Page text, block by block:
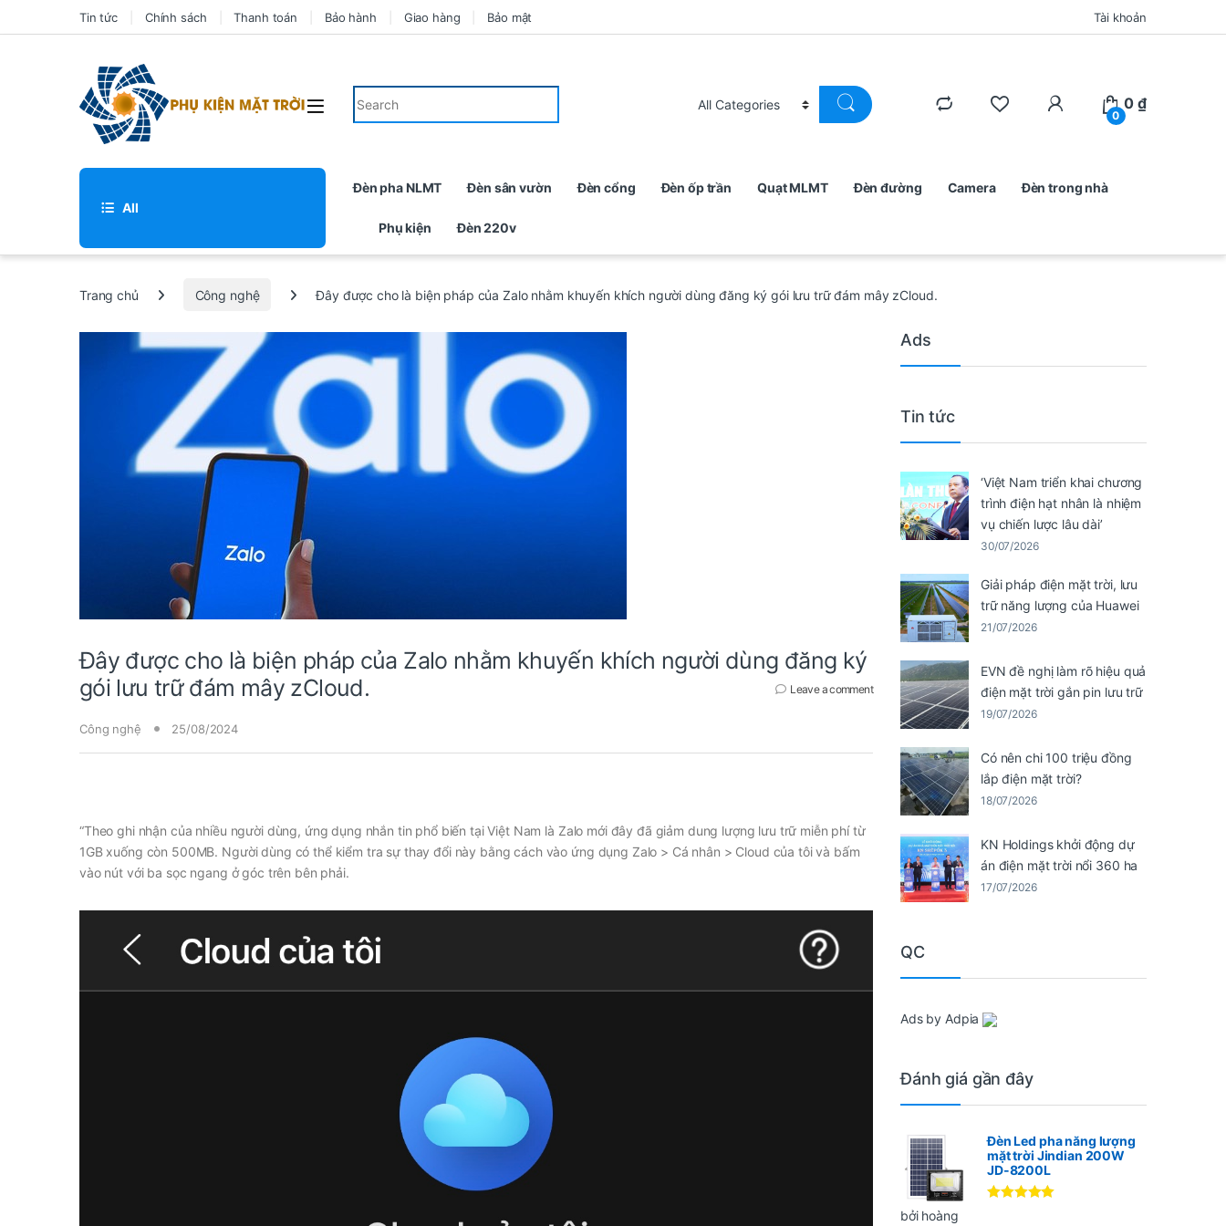
Tin tức Chính sách Thanh toán Bảo hành Giao hàng Bảo mật Tài khoản
0
0₫
All
Đèn pha NLMT Đèn sân vườn Đèn cổng Đèn ốp trần Quạt MLMT Đèn đường Camera Đèn trong nhà
Phụ kiện Đèn 220v
Trang chủ Công nghệ Đây được cho là biện pháp của Zalo nhằm khuyến khích người dùng đăng ký gói lưu trữ đám mây zCloud.
Đây được cho là biện pháp của Zalo nhằm khuyến khích người dùng đăng ký
gói lưu trữ đám mây zCloud.
Leave a comment
Công nghệ 25/08/2024
“Theo ghi nhận của nhiều người dùng, ứng dụng nhắn tin phổ biến tại Việt Nam là Zalo mới đây đã giảm dung lượng lưu trữ miễn phí từ
1GB xuống còn 500MB. Người dùng có thể kiểm tra sự thay đổi này bằng cách vào ứng dụng Zalo > Cá nhân > Cloud của tôi và bấm
vào nút với ba sọc ngang ở góc trên bên phải.
Ads
Tin tức
‘Việt Nam triển khai chương
trình điện hạt nhân là nhiệm
vụ chiến lược lâu dài’
30/07/2026
Giải pháp điện mặt trời, lưu
trữ năng lượng của Huawei
21/07/2026
EVN đề nghị làm rõ hiệu quả
điện mặt trời gắn pin lưu trữ
19/07/2026
Có nên chi 100 triệu đồng
lắp điện mặt trời?
18/07/2026
KN Holdings khởi động dự
án điện mặt trời nổi 360 ha
17/07/2026
QC
Ads by Adpia
Đánh giá gần đây
Đèn Led pha năng lượng
mặt trời Jindian 200W
JD-8200L
bởi hoàng